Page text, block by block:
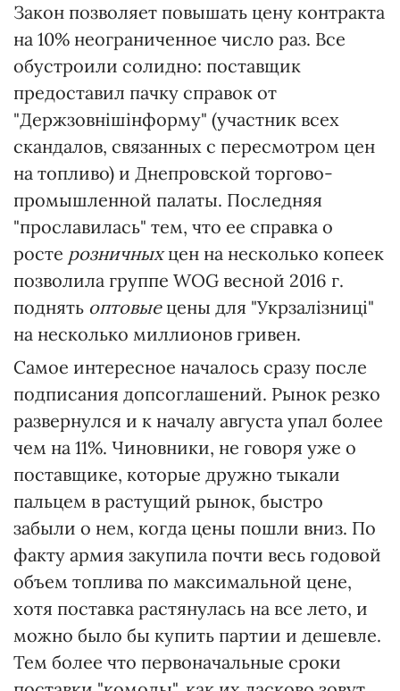
Закон позволяет повышать цену контракта
на 10% неограниченное число раз. Все
обустроили солидно: поставщик
предоставил пачку справок от
"Держзовнішінформу" (участник всех
скандалов, связанных с пересмотром цен
на топливо) и Днепровской торгово-
промышленной палаты. Последняя
"прославилась" тем, что ее справка о
росте розничныхцен на несколько копеек
позволила группе WOG весной 2016 г.
поднять оптовыецены для "Укрзалізниці"
на несколько миллионов гривен.
Самое интересное началось сразу после
подписания допсоглашений. Рынок резко
развернулся и к началу августа упал более
чем на 11%. Чиновники, не говоря уже о
поставщике, которые дружно тыкали
пальцем в растущий рынок, быстро
забыли о нем, когда цены пошли вниз. По
факту армия закупила почти весь годовой
объем топлива по максимальной цене,
хотя поставка растянулась на все лето, и
можно было бы купить партии и дешевле.
Тем более что первоначальные сроки